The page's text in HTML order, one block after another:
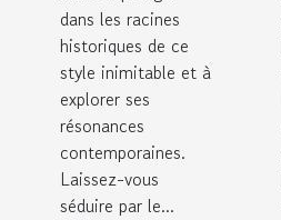
dans les racines
historiques de ce
style inimitable et à
explorer ses
résonances
contemporaines.
Laissez-vous
séduire par le...